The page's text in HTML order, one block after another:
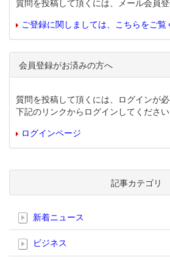
質問を投稿して頂くには、メール会員登
ご登録に関しましては、こちらをご覧
会員登録がお済みの方へ
質問を投稿して頂くには、ログインが必
下記のリンクからログインしてください
ログインページ
記事カテゴリ
新着ニュース
ビジネス